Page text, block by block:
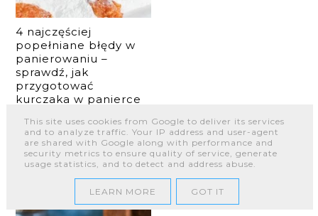
4 najczęściej
popełniane błędy w
panierowaniu –
sprawdź, jak
przygotować
kurczaka w panierce
This site uses cookies from Google to deliver its services
and to analyze traffic. Your IP address and user-agent
are shared with Google along with performance and
security metrics to ensure quality of service, generate
usage statistics, and to detect and address abuse.
LEARN MORE GOT IT